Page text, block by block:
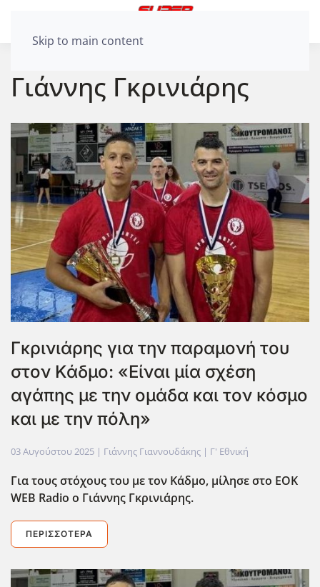
Skip to main content
Γιάννης Γκρινιάρης
Γκρινιάρης για την παραμονή του
στον Κάδμο: «Είναι μία σχέση
αγάπης με την ομάδα και τον κόσμο
και με την πόλη»
03 Αυγούστου 2025 | Γιάννης Γιαννουδάκης | Γ' Εθνική
Για τους στόχους του με τον Κάδμο, μίλησε στο EOK
WEB Radio ο Γιάννης Γκρινιάρης.
ΠΕΡΙΣΣΌΤΕΡΑ